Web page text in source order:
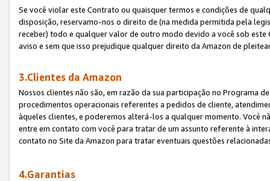
Se você violar este Contrato ou quaisquer termos e condições de
disposição, reservamo-nos o direito de (na medida permitida pela
receber) todo e qualquer valor de outro modo devido a você sob
aviso e sem que isso prejudique qualquer direito da Amazon de
3.Clientes da Amazon
Nossos clientes não são, em razão da sua participação no Programa
procedimentos operacionais referentes a pedidos de cliente,
àqueles clientes, e poderemos alterá-los a qualquer momento. Você
entre em contato com você para tratar de um assunto referente à
contato no Site da Amazon para tratar eventuais questões
4.Garantias